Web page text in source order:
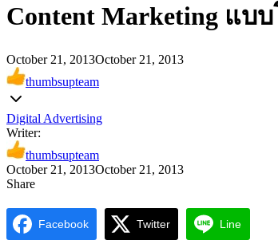
Content Marketing แบ
October 21, 2013October 21, 2013
thumbsupteam
Digital Advertising
Writer:
thumbsupteam
October 21, 2013October 21, 2013
Share
Facebook Twitter Line